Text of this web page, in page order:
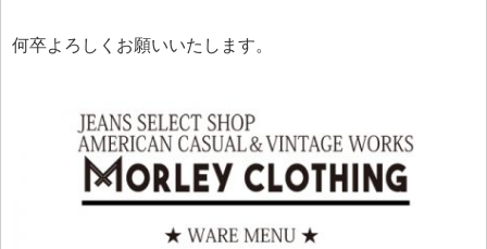
何卒よろしくお願いいたします。